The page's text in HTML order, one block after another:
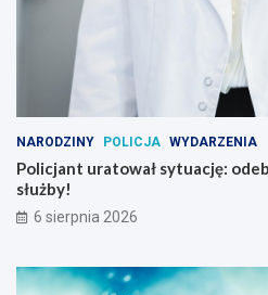
NARODZINY POLICJA WYDARZENIA
Policjant uratował sytuację:
służby!
6 sierpnia 2026